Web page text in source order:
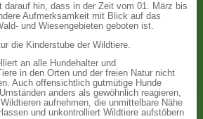
darauf hin, dass in der Zeit vom 01. März bis
Aufmerksamkeit mit Blick auf das
und Wiesengebieten geboten ist.
die Kinderstube der Wildtiere.
an alle Hundehalter und
in den Orten und der freien Natur nicht
Auch offensichtlich gutmütige Hunde
anders als gewöhnlich reagieren,
aufnehmen, die unmittelbare Nähe
und unkontrolliert Wildtiere aufstöbern